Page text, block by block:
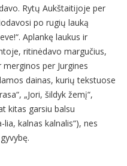
Rytų Aukštaitijoje per
po rugių lauką
Aplankę laukus ir
ritinėdavo margučius,
per Jurgines
dainas, kurių tekstuose
„Jori, šildyk žemį“,
kitas garsiu balsu
kalnas kalnalis“), nes